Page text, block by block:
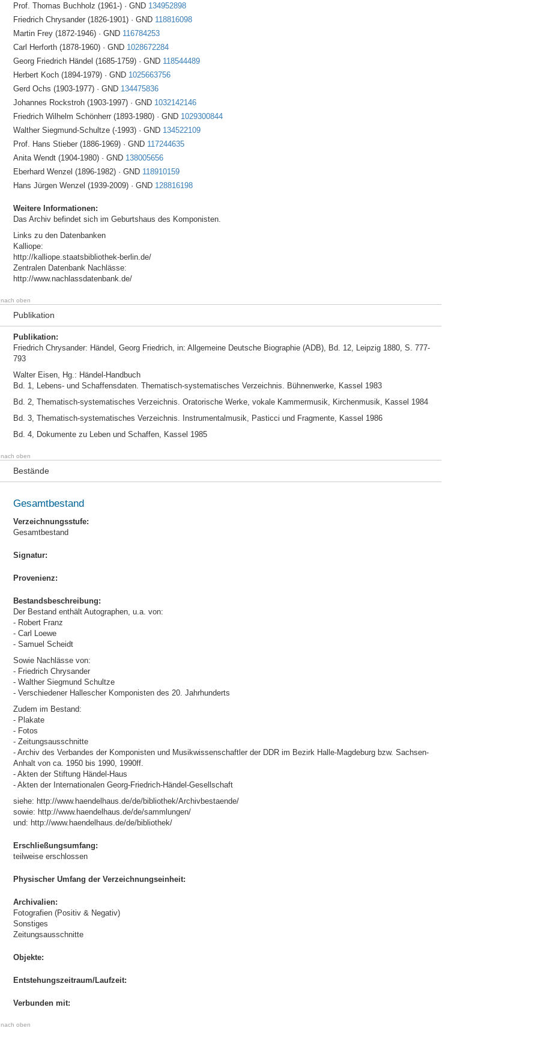
Prof. Thomas Buchholz (1961-) · GND 134952898
Friedrich Chrysander (1826-1901) · GND 118816098
Martin Frey (1872-1946) · GND 116784253
Carl Herforth (1878-1960) · GND 1028672284
Georg Friedrich Händel (1685-1759) · GND 118544489
Herbert Koch (1894-1979) · GND 1025663756
Gerd Ochs (1903-1977) · GND 134475836
Johannes Rockstroh (1903-1997) · GND 1032142146
Friedrich Wilhelm Schönherr (1893-1980) · GND 1029300844
Walther Siegmund-Schultze (-1993) · GND 134522109
Prof. Hans Stieber (1886-1969) · GND 117244635
Anita Wendt (1904-1980) · GND 138005656
Eberhard Wenzel (1896-1982) · GND 118910159
Hans Jürgen Wenzel (1939-2009) · GND 128816198
Weitere Informationen:
Das Archiv befindet sich im Geburtshaus des Komponisten.
Links zu den Datenbanken
Kalliope:
http://kalliope.staatsbibliothek-berlin.de/
Zentralen Datenbank Nachlässe:
http://www.nachlassdatenbank.de/
nach oben
Publikation
Publikation:
Friedrich Chrysander: Händel, Georg Friedrich, in: Allgemeine Deutsche Biographie (ADB), Bd. 12, Leipzig 1880, S. 777-
793
Walter Eisen, Hg.: Händel-Handbuch
Bd. 1, Lebens- und Schaffensdaten. Thematisch-systematisches Verzeichnis. Bühnenwerke, Kassel 1983
Bd. 2, Thematisch-systematisches Verzeichnis. Oratorische Werke, vokale Kammermusik, Kirchenmusik, Kassel 1984
Bd. 3, Thematisch-systematisches Verzeichnis. Instrumentalmusik, Pasticci und Fragmente, Kassel 1986
Bd. 4, Dokumente zu Leben und Schaffen, Kassel 1985
nach oben
Bestände
Gesamtbestand
Verzeichnungsstufe:
Gesamtbestand
Signatur:
Provenienz:
Bestandsbeschreibung:
Der Bestand enthält Autographen, u.a. von:
- Robert Franz
- Carl Loewe
- Samuel Scheidt
Sowie Nachlässe von:
- Friedrich Chrysander
- Walther Siegmund Schultze
- Verschiedener Hallescher Komponisten des 20. Jahrhunderts
Zudem im Bestand:
- Plakate
- Fotos
- Zeitungsausschnitte
- Archiv des Verbandes der Komponisten und Musikwissenschaftler der DDR im Bezirk Halle-Magdeburg bzw. Sachsen-
Anhalt von ca. 1950 bis 1990, 1990ff.
- Akten der Stiftung Händel-Haus
- Akten der Internationalen Georg-Friedrich-Händel-Gesellschaft
siehe: http://www.haendelhaus.de/de/bibliothek/Archivbestaende/
sowie: http://www.haendelhaus.de/de/sammlungen/
und: http://www.haendelhaus.de/de/bibliothek/
Erschließungsumfang:
teilweise erschlossen
Physischer Umfang der Verzeichnungseinheit:
Archivalien:
Fotografien (Positiv & Negativ)
Sonstiges
Zeitungsausschnitte
Objekte:
Entstehungszeitraum/Laufzeit:
Verbunden mit:
nach oben